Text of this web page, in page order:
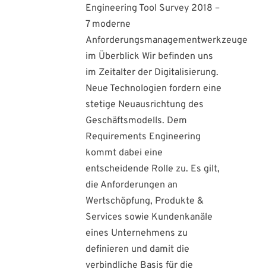
Engineering Tool Survey 2018 –
7 moderne
Anforderungsmanagementwerkzeuge
im Überblick Wir befinden uns
im Zeitalter der Digitalisierung.
Neue Technologien fordern eine
stetige Neuausrichtung des
Geschäftsmodells. Dem
Requirements Engineering
kommt dabei eine
entscheidende Rolle zu. Es gilt,
die Anforderungen an
Wertschöpfung, Produkte &
Services sowie Kundenkanäle
eines Unternehmens zu
definieren und damit die
verbindliche Basis für die